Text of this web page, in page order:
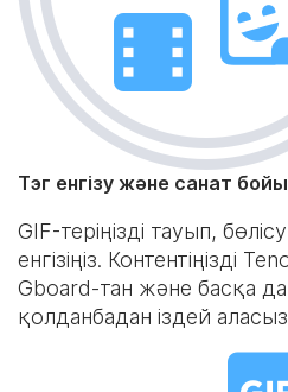
Тэг енгізу және санат
GIF-теріңізді тауып,
енгізіңіз. Контентіңізді
Gboard-тан және басқа да
қолданбадан іздей